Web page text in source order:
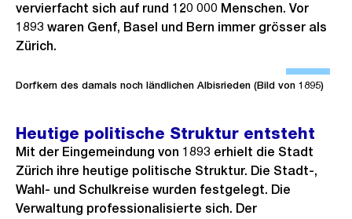
vervierfacht sich auf rund 120 000 Menschen. Vor
1893 waren Genf, Basel und Bern immer grösser als
Zürich.
f
n
B
Dorfkern des damals noch ländlichen Albisrieden (Bild von 1895)
Heutige politische Struktur entsteht
Mit der Eingemeindung von 1893 erhielt die Stadt
Zürich ihre heutige politische Struktur. Die Stadt-,
Wahl- und Schulkreise wurden festgelegt. Die
Verwaltung professionalisierte sich. Der